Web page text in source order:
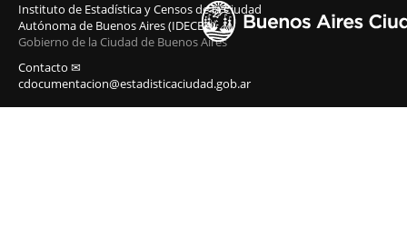
Instituto de Estadística y Censos de la Ciudad
Autónoma de Buenos Aires (IDECBA)
Gobierno de la Ciudad de Buenos Aires
Contacto ✉
cdocumentacion@estadisticaciudad.gob.ar